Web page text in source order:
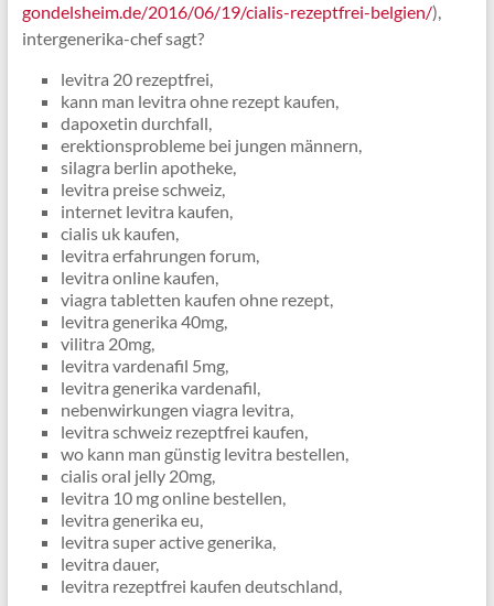
gondelsheim.de/2016/06/19/cialis-rezeptfrei-belgien/),
intergenerika-chef sagt?
levitra 20 rezeptfrei,
kann man levitra ohne rezept kaufen,
dapoxetin durchfall,
erektionsprobleme bei jungen männern,
silagra berlin apotheke,
levitra preise schweiz,
internet levitra kaufen,
cialis uk kaufen,
levitra erfahrungen forum,
levitra online kaufen,
viagra tabletten kaufen ohne rezept,
levitra generika 40mg,
vilitra 20mg,
levitra vardenafil 5mg,
levitra generika vardenafil,
nebenwirkungen viagra levitra,
levitra schweiz rezeptfrei kaufen,
wo kann man günstig levitra bestellen,
cialis oral jelly 20mg,
levitra 10 mg online bestellen,
levitra generika eu,
levitra super active generika,
levitra dauer,
levitra rezeptfrei kaufen deutschland,